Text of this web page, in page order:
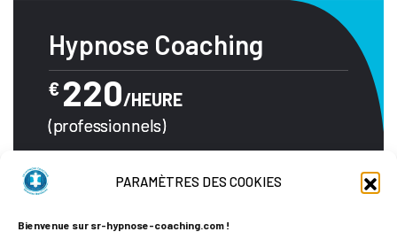
PARAMÈTRES DES COOKIES
Bienvenue sur sr-hypnose-coaching.com !
Hypnose Coaching
€ 220/HEURE
(professionnels)